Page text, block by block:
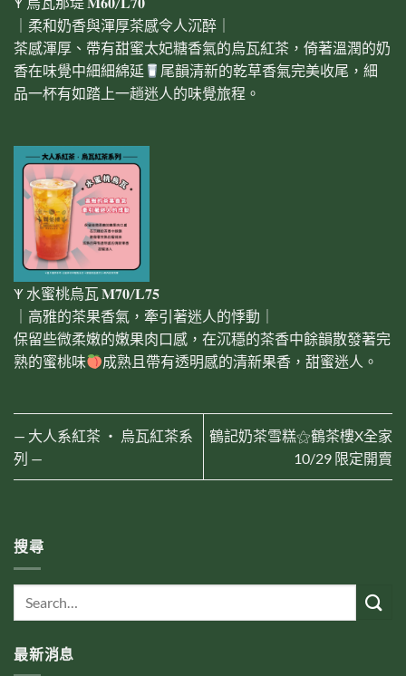
｜柔和奶香與渾厚茶感令人沉醉｜
茶感渾厚、帶有甜蜜太妃糖香氣的烏瓦紅茶，倚著溫潤的奶
香在味覺中細細綿延
尾韻清新的乾草香氣完美收尾，細
品一杯有如踏上一趟迷人的味覺旅程。
𐊵 水蜜桃烏瓦 𝐌𝟕𝟎/𝐋𝟕𝟓
｜高雅的茶果香氣，牽引著迷人的悸動｜
保留些微柔嫩的嫩果肉口感，在沉穩的茶香中餘韻散發著完
熟的蜜桃味
成熟且帶有透明感的清新果香，甜蜜迷人。
— 大人系紅茶 ‧ 烏瓦紅茶系
列 —
鶴記奶茶雪糕⚝鶴茶樓X全家
10/29 限定開賣
搜尋
最新消息